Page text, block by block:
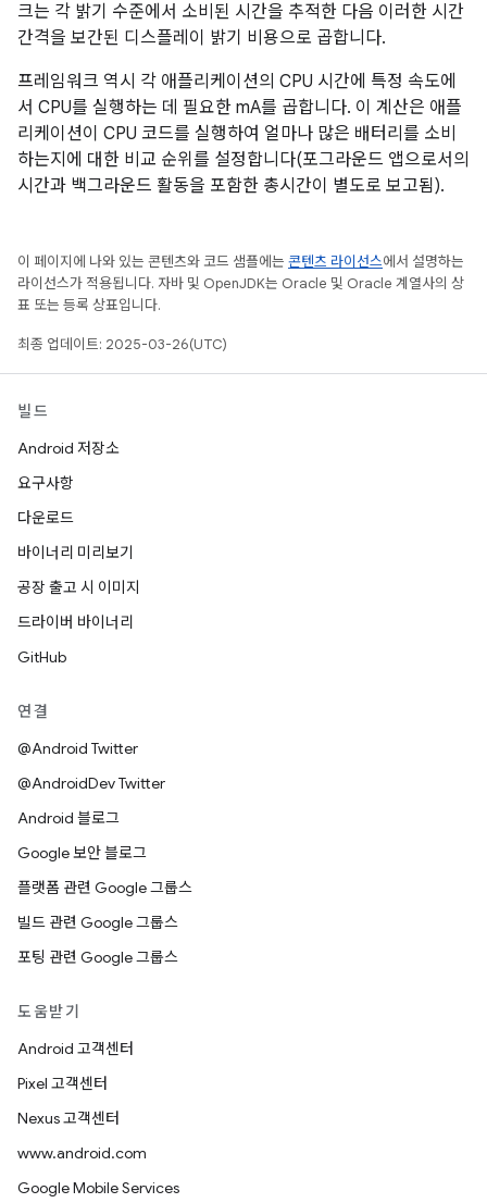
크는 각 밝기 수준에서 소비된 시간을 추적한 다음 이러한 시간
간격을 보간된 디스플레이 밝기 비용으로 곱합니다.
프레임워크 역시 각 애플리케이션의 CPU 시간에 특정 속도에
서 CPU를 실행하는 데 필요한 mA를 곱합니다. 이 계산은 애플
리케이션이 CPU 코드를 실행하여 얼마나 많은 배터리를 소비
하는지에 대한 비교 순위를 설정합니다(포그라운드 앱으로서의
시간과 백그라운드 활동을 포함한 총시간이 별도로 보고됨).
이 페이지에 나와 있는 콘텐츠와 코드 샘플에는 콘텐츠 라이선스에서 설명하는
라이선스가 적용됩니다. 자바 및 OpenJDK는 Oracle 및 Oracle 계열사의 상
표 또는 등록 상표입니다.
최종 업데이트: 2025-03-26(UTC)
빌드
Android 저장소
요구사항
다운로드
바이너리 미리보기
공장 출고 시 이미지
드라이버 바이너리
GitHub
연결
@Android Twitter
@AndroidDev Twitter
Android 블로그
Google 보안 블로그
플랫폼 관련 Google 그룹스
빌드 관련 Google 그룹스
포팅 관련 Google 그룹스
도움받기
Android 고객센터
Pixel 고객센터
Nexus 고객센터
www.android.com
Google Mobile Services